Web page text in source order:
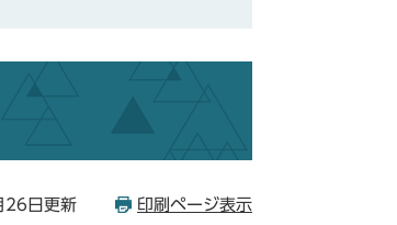
26日更新 印刷ページ表示